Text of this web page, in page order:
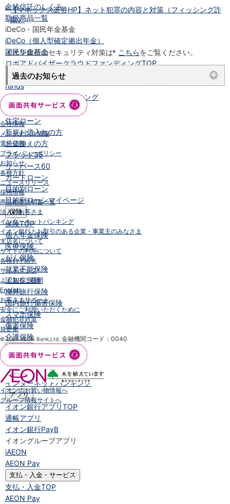
金銭信託のしくみ
取扱商品一覧
iDeCo・国民年金基金
iDeCo（個人型確定拠出年金）
国民年金基金
ロボアドバイザークラウドファンディングTOP
WealthNavi for イオン銀行（ロボアドバイザー）
funds
まいクラウドファンディング
ローン
住宅ローン
新規お借入れの方
お借換えの方
フラット35
リ・バース60
カードローン
目的別ローン
目的別ローンマイページ
保険
保険TOP
個人年金保険
医療保険
がん保険
就業不能保険
認知症保険
海外旅行保険
国内旅行傷害保険
スマホ保険
傷害保険
介護保険
クレジットカード
デビットカード
インターネットバンキング
アプリ
イオン銀行アプリTOP
通帳アプリ
イオン銀行PayB
イオングループアプリ
iAEON
AEON Pay
支払・入金・サービス
支払・入金TOP
AEON Pay
【マネックス証券HP】ネット犯罪の内容と対策（フィッシング詐
欺）
イオン銀行のセキュリティ対策は こちらをご覧ください。
過去のお知らせ
会社情報
メンテナンス情報
電子公告
プライバシーポリシー
お知らせ
各種方針
ニュースリリース
採用情報
商品概要説明書一覧
法人のお客さま
インターネットバンキング
イオン銀行とお取引のある企業・事業主のみなさま
支店名について
サイトの利用について
各種お手続き
サイトマップ
よくあるご質問
English
お客さまサポート
安全にご利用いただくために
金融犯罪対策
規定集
© 2007 AEON Bank,Ltd. 金融機関コード：0040
イオンのお買い物情報へ
グループ情報サイトへ